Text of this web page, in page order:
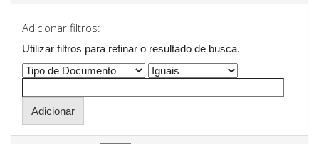
Adicionar filtros:
Utilizar filtros para refinar o resultado de busca.